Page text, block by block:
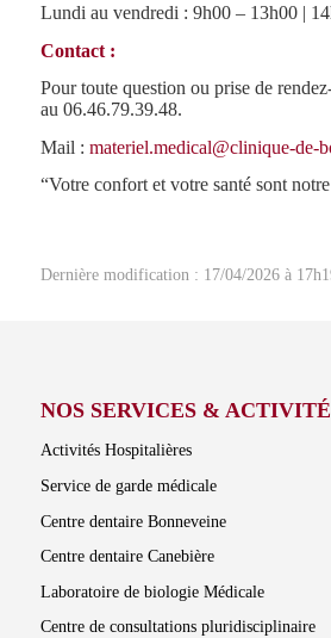
Lundi au vendredi : 9h00 – 13h00 |
Contact :
Pour toute question ou prise de
au 06.46.79.39.48.
Mail : materiel.medical@clinique-de-
“Votre confort et votre santé sont
Dernière modification : 17/04/2026 à
NOS SERVICES &
Activités Hospitalières
Service de garde médicale
Centre dentaire Bonneveine
Centre dentaire Canebière
Laboratoire de biologie Médicale
Centre de consultations pluridisciplinaire